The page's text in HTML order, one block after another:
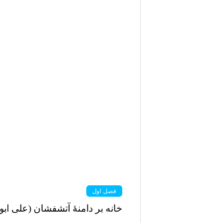
فصل اول
خانه بر دامنۀ آتشفشان (علی